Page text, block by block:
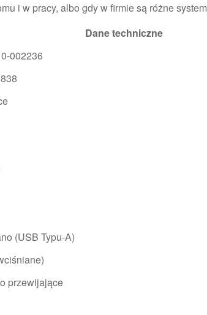
i w pracy, albo gdy w firmie są różne
Dane techniczne
002236
(USB Typu-A)
przewijające